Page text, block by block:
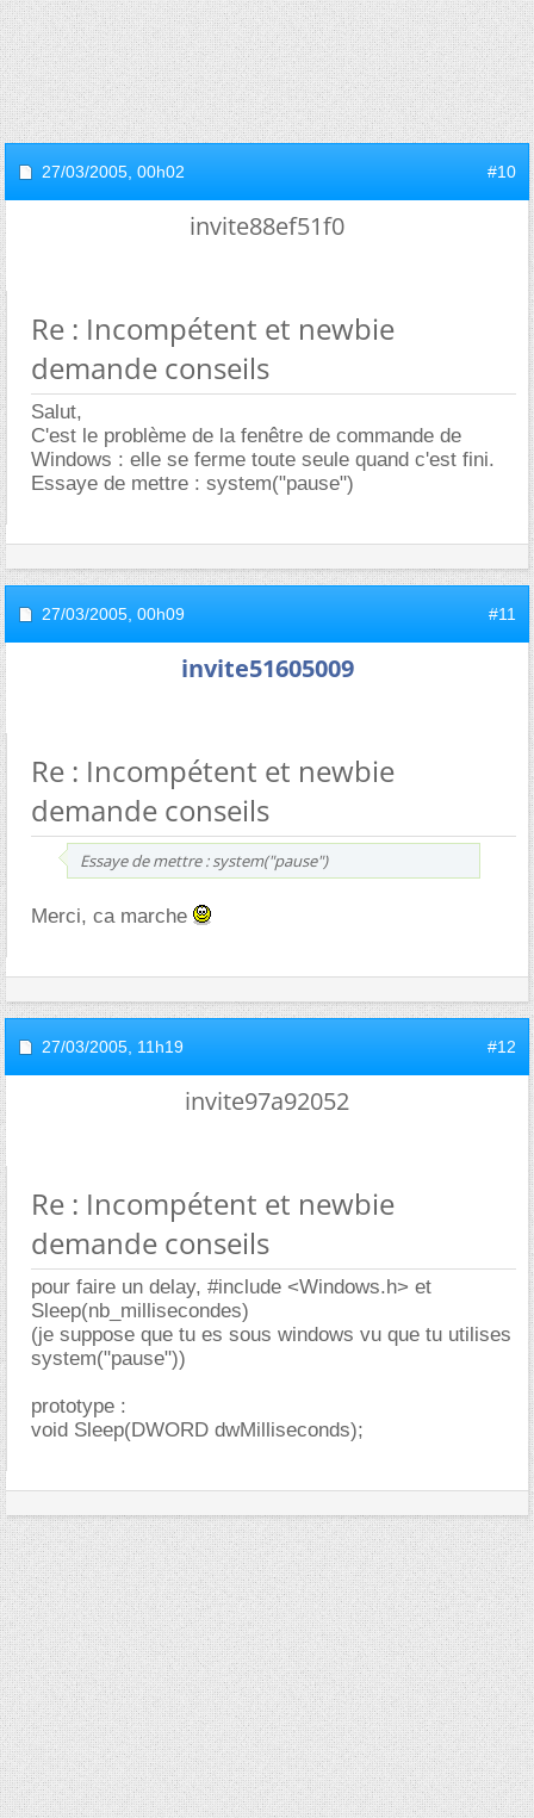
27/03/2005, 00h02 #10
invite88ef51f0
Re : Incompétent et newbie
demande conseils
Salut,
C'est le problème de la fenêtre de commande de
Windows : elle se ferme toute seule quand c'est fini.
Essaye de mettre : system("pause")
27/03/2005, 00h09 #11
invite51605009
Re : Incompétent et newbie
demande conseils
Essaye de mettre : system("pause")
Merci, ca marche
27/03/2005, 11h19 #12
invite97a92052
Re : Incompétent et newbie
demande conseils
pour faire un delay, #include <Windows.h> et
Sleep(nb_millisecondes)
(je suppose que tu es sous windows vu que tu utilises
system("pause"))
prototype :
void Sleep(DWORD dwMilliseconds);